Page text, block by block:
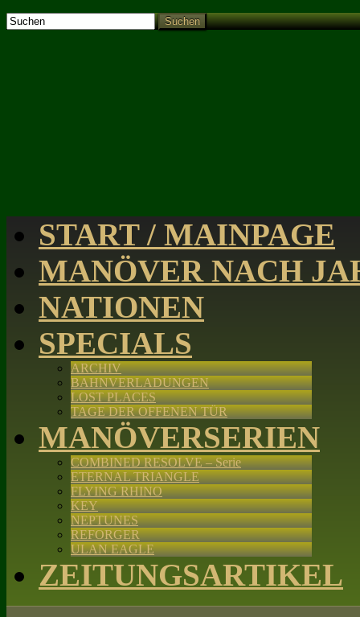
Suchen
START / MAINPAGE
MANÖVER NACH
NATIONEN
SPECIALS
ARCHIV
BAHNVERLADUNGEN
LOST PLACES
TAGE DER OFFENEN TÜR
MANÖVERSERIEN
COMBINED RESOLVE – Serie
ETERNAL TRIANGLE
FLYING RHINO
KEY
NEPTUNES
REFORGER
ULAN EAGLE
ZEITUNGSARTIKEL